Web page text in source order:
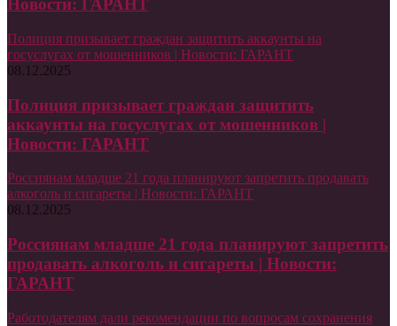
Новости: ГАРАНТ
Полиция призывает граждан защитить аккаунты на
госуслугах от мошенников | Новости: ГАРАНТ
08.12.2025
Полиция призывает граждан защитить
аккаунты на госуслугах от мошенников |
Новости: ГАРАНТ
Россиянам младше 21 года планируют запретить продавать
алкоголь и сигареты | Новости: ГАРАНТ
08.12.2025
Россиянам младше 21 года планируют запретить
продавать алкоголь и сигареты | Новости:
ГАРАНТ
Работодателям дали рекомендации по вопросам сохранения